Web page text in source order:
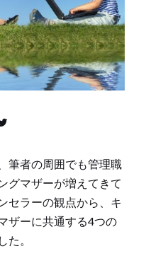
筆者の周囲でも管理職
グマザーが増えてきて
セラーの観点から、キ
ザーに共通する4つの
た。